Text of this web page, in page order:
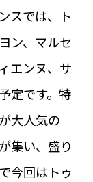
#おでかけ
スでは、ト
ン、マルセ
エンヌ、サ
定です。特
大人気の
集い、盛り
今回はトゥ